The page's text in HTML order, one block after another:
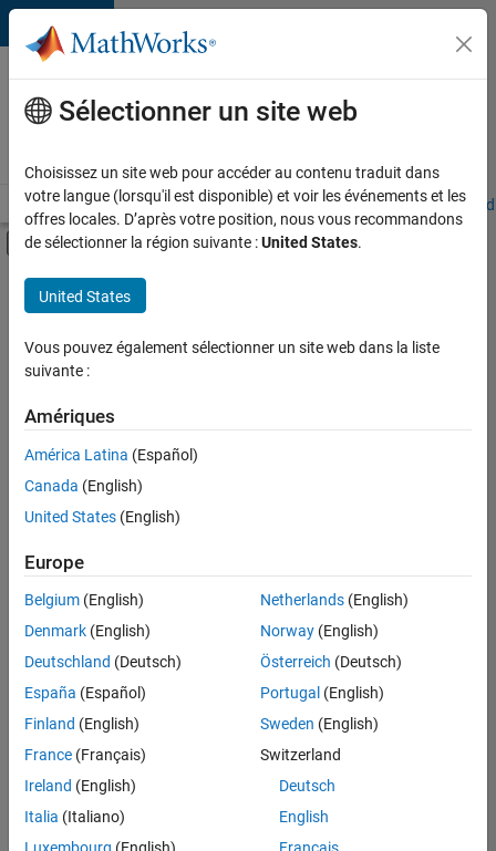
Passer au contenu
Votre
carrière
chez
Accueil Explorer nos opportunités Adresses de nos bureaux
Activer/désactiver l'affichage du menu
Contenu principal
FILTRER PAR
Programme destiné aux nouvelles carrières (EDG)
Support avancé
Globalisation
Ingénierie des versions
Rédaction technique
Applications et services web
Actuellement,
aucune
offre
d'emploi
correspondant
à vos
critères
de
recherche.
Vous
pouvez
élargir
votre
recherche
ou
afficher
Sélectionner un site web
Choisissez un site web pour accéder au contenu traduit dans
votre langue (lorsqu'il est disponible) et voir les événements et les
offres locales. D’après votre position, nous vous recommandons
de sélectionner la région suivante :United States.
United States
Vous pouvez également sélectionner un site web dans la liste
suivante :
Amériques
América Latina (Español)
Canada (English)
United States (English)
Europe
Belgium (English)
Denmark (English)
Deutschland (Deutsch)
España (Español)
Finland (English)
France (Français)
Ireland (English)
Italia (Italiano)
Netherlands(English)
Norway(English)
Österreich (Deutsch)
Portugal (English)
Sweden (English)
Switzerland
Deutsch
English